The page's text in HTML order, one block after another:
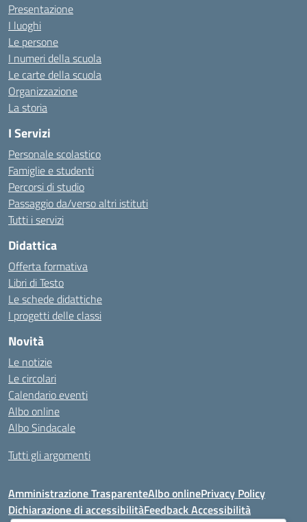
Presentazione
I luoghi
Le persone
I numeri della scuola
Le carte della scuola
Organizzazione
La storia
I Servizi
Personale scolastico
Famiglie e studenti
Percorsi di studio
Passaggio da/verso altri istituti
Tutti i servizi
Didattica
Offerta formativa
Libri di Testo
Le schede didattiche
I progetti delle classi
Novità
Le notizie
Le circolari
Calendario eventi
Albo online
Albo Sindacale
Tutti gli argomenti
Amministrazione TrasparenteAlbo onlinePrivacy Policy
Dichiarazione di accessibilitàFeedback Accessibilità